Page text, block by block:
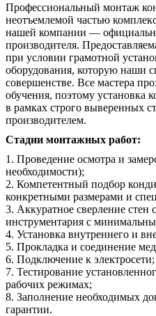
Профессиональный монтаж
неотъемлемой частью
нашей компании —
производителя.
при условии грамотной
оборудования, которую наши
совершенстве. Все мастера
обучения, поэтому установка
в рамках строго выверенных
производителем.
Стадии монтажных работ:
1. Проведение осмотра и
необходимости);
2. Компетентный подбор
конкретными размерами и
3. Аккуратное сверление
инструментария с
4. Установка внутреннего и
5. Прокладка и соединение
6. Подключение к электросети;
7. Тестирование
рабочих режимах;
8. Заполнение необходимых
гарантии.